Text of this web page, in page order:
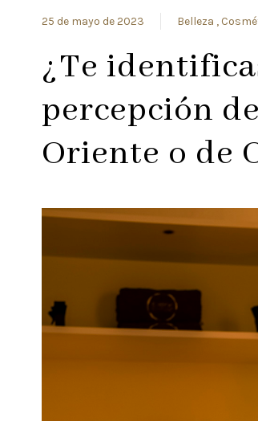
25 de mayo de 2023 Belleza
¿Te
percepción
Oriente o de